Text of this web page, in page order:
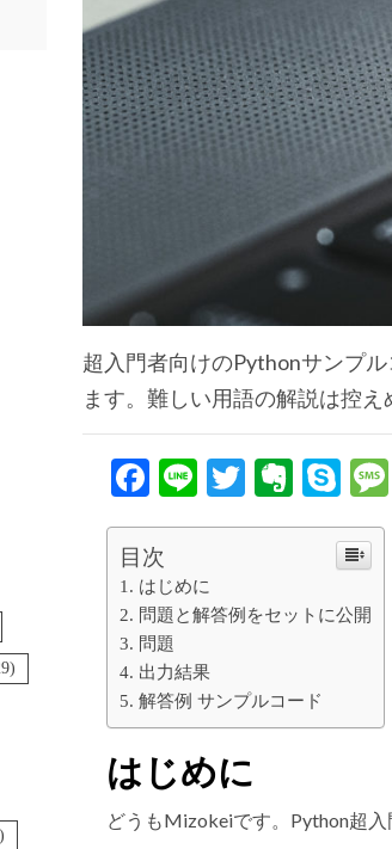
超入門者向けのPythonサンプ
ます。難しい用語の解説は控
Facebook
LineTwitter
目次
はじめに
問題と解答例をセットに公開
問題
出力結果
解答例 サンプルコード
はじめに
どうもMizokeiです。Python超